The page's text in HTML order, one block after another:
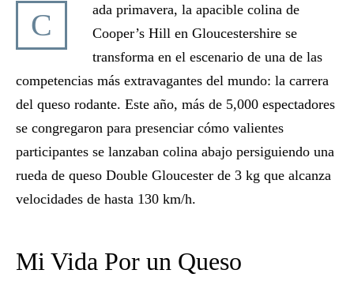
C
ada primavera, la apacible colina de
Cooper’s Hill en Gloucestershire se
transforma en el escenario de una de las
competencias más extravagantes del mundo: la carrera
del queso rodante. Este año, más de 5,000 espectadores
se congregaron para presenciar cómo valientes
participantes se lanzaban colina abajo persiguiendo una
rueda de queso Double Gloucester de 3 kg que alcanza
velocidades de hasta 130 km/h.
Mi Vida Por un Queso